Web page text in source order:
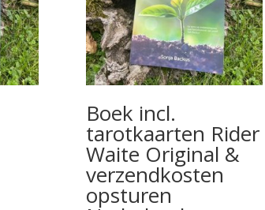
Boek incl.
tarotkaarten Rider
Waite Original &
verzendkosten
opsturen